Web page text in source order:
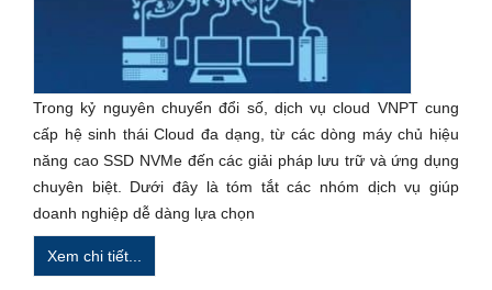
Trong kỷ nguyên chuyển đổi số, dịch vụ cloud VNPT cung
cấp hệ sinh thái Cloud đa dạng, từ các dòng máy chủ hiệu
năng cao SSD NVMe đến các giải pháp lưu trữ và ứng dụng
chuyên biệt. Dưới đây là tóm tắt các nhóm dịch vụ giúp
doanh nghiệp dễ dàng lựa chọn
Xem chi tiết...